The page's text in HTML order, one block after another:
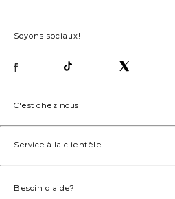
Soyons sociaux!
C'est chez nous
Service à la clientèle
Besoin d'aide?